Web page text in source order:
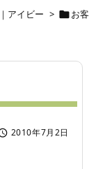
検索
アイビー > お客
2010年7月2日